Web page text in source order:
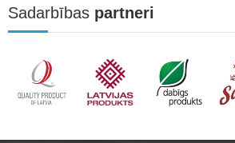
Sadarbības partneri